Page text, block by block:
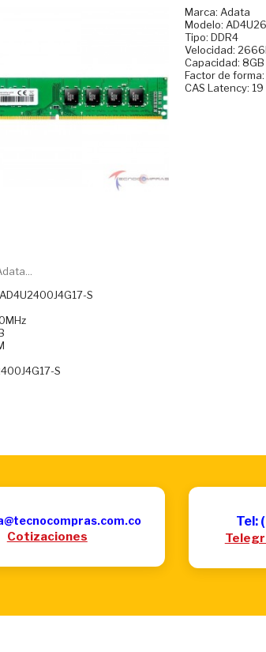
S
S
Marca: Adata
Modelo:
Tipo: DDR4
Velocidad:
Capacidad: 8GB
Factor de forma:
CAS Latency: 19
Cotizaciones
Tel: